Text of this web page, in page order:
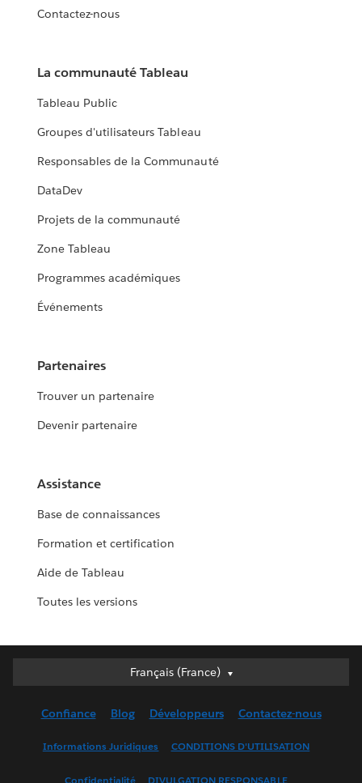
Contactez-nous
La communauté Tableau
Tableau Public
Groupes d'utilisateurs Tableau
Responsables de la Communauté
DataDev
Projets de la communauté
Zone Tableau
Programmes académiques
Événements
Partenaires
Trouver un partenaire
Devenir partenaire
Assistance
Base de connaissances
Formation et certification
Aide de Tableau
Toutes les versions
Français (France)
Français (France)
English (UK)
Confiance Blog Développeurs Contactez-nous
Informations Juridiques CONDITIONS D'UTILISATION
Confidentialité DIVULGATION RESPONSABLE